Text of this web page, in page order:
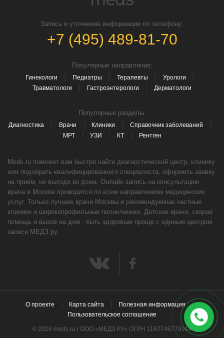
Запись и уточнение информации по телефону:
+7 (495) 489-81-70
Популярные направление:
Гинекологи Педиатры Терапевты
Урологи
Травматологи
Гастроэнтерологи Дерматологи
Популярные разделы:
Диагностика Врачи Клиники
Справочник заболеваний
МРТ
УЗИ КТ Рентген
Meds.ru поможет вам быстро найти диагностический центр, клинику
или подобрать квалифицированного специалиста, оформить заявку
на прием, не выходя из дома. Онлайн запись на консультацию
врача в Москве проводится по всем направлениям медицинских
услуг. Только лучшие врачи Москвы и рекомендуемые частные
клиники и широкопрофильные поликлиники. Детские врачи, скорая
помощь и вызов на дом - быть здоровым проще с единым центром
записи МЕДЗ.ру
О проекте Карта сайта
Полезная информация
Пользовательское соглашение
© 2026 meds.ru / ООО «МЕДЗ РУ» ОГРН 1167746779914